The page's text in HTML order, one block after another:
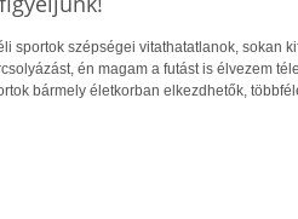
sportok szépségei vitathatatlanok, sokan
én magam a futást is élvezem
bármely életkorban elkezdhetők,